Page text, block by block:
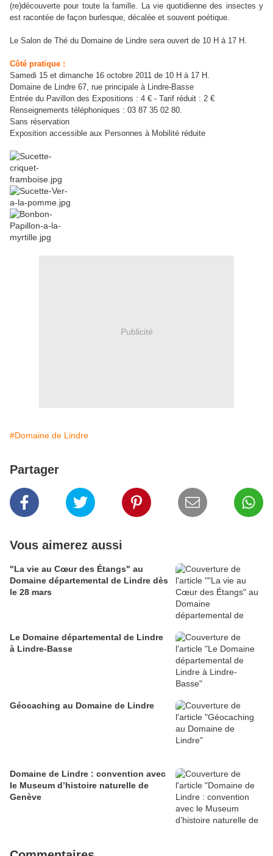
(re)découverte pour toute la famille. La vie quotidienne des insectes y
est racontée de façon burlesque, décalée et souvent poétique.
Le Salon de Thé du Domaine de Lindre sera ouvert de 10 H à 17 H.
Côté pratique :
Samedi 15 et dimanche 16 octobre 2011 de 10 H à 17 H.
Domaine de Lindre 67, rue principale à Lindre-Basse
Entrée du Pavillon des Expositions : 4 € - Tarif réduit : 2 €
Renseignements téléphoniques : 03 87 35 02 80.
Sans réservation
Exposition accessible aux Personnes à Mobilité réduite
Publicité
#Domaine de Lindre
Partager
Vous aimerez aussi
"La vie au Cœur des Étangs" au
Domaine départemental de Lindre dès
le 28 mars
Le Domaine départemental de Lindre
à Lindre-Basse
Géocaching au Domaine de Lindre
Domaine de Lindre : convention avec
le Museum d’histoire naturelle de
Genève